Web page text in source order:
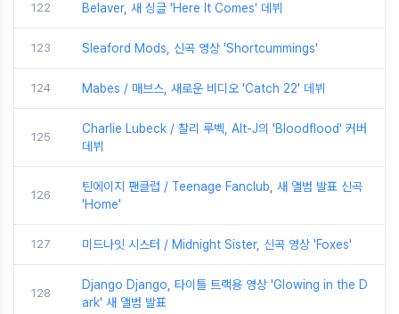
122 Belaver, 새 싱글 'Here It Comes' 데뷔
123 Sleaford Mods, 신곡 영상 'Shortcummings'
124 Mabes / 매브스, 새로운 비디오 'Catch 22' 데뷔
125
Charlie Lubeck / 찰리 루벡, Alt-J의 'Bloodflood' 커버
데뷔
126
틴에이지 팬클럽 / Teenage Fanclub, 새 앨범 발표 신곡
'Home'
127 미드나잇 시스터 / Midnight Sister, 신곡 영상 'Foxes'
128
Django Django, 타이틀 트랙용 영상 'Glowing in the D
ark' 새 앨범 발표